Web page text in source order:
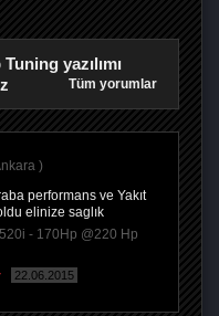
yazılımı
Tüm yorumlar
performans ve Yakıt
elinize saglık
- 170Hp @220 Hp
22.06.2015